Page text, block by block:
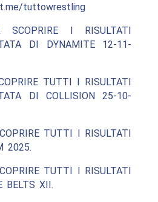
tuttowrestling
I RISULTATI
DI DYNAMITE 12-11-
TUTTI I RISULTATI
DI COLLISION 25-10-
TUTTI I RISULTATI
2025.
TUTTI I RISULTATI
BELTS XII.